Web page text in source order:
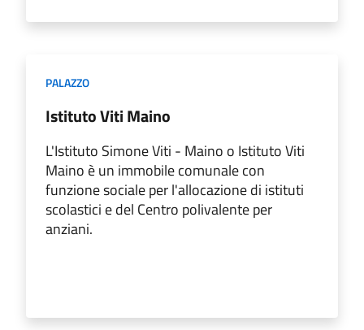
PALAZZO
Istituto Viti Maino
L'Istituto Simone Viti - Maino o Istituto Viti
Maino è un immobile comunale con
funzione sociale per l'allocazione di istituti
scolastici e del Centro polivalente per
anziani.